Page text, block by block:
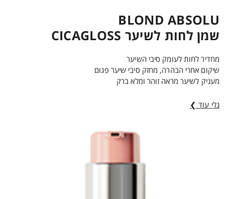
BLOND ABSOLU
שמן לחות לשיער CICAGLOSS
מחדיר לחות לעומק סיבי השיער
שיקום אחרי הבהרה, מחזק סיבי שיער פגום
מעניק לשיער מראה זוהר ומלא ברק
גלי עוד ❯